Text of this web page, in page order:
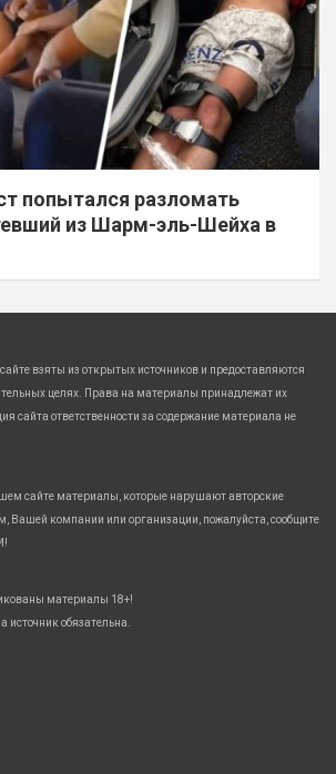
попытался разломать
из Шарм-эль-Шейха в
взяты из открытых источников и предоставляются
целях. Права на материалы принадлежат их
сайта ответственности за содержание материала не
сайте материалы, которые нарушают авторские
Вашей компании или организации, пожалуйста, сообщите
материалы 18+!
источник обязательна.